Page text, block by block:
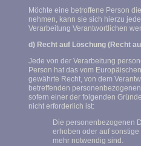
Möchte eine betroffene Person
nehmen, kann sie sich hierzu
Verarbeitung Verantwortlichen
d) Recht auf Löschung (Recht
Jede von der Verarbeitung
Person hat das vom
gewährte Recht, von dem
betreffenden
sofern einer der folgenden
nicht erforderlich ist:
Die personenbezogenen
erhoben oder auf
mehr notwendig sind.